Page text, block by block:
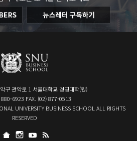
구 관악로 1 서울대학교 경영대학(원)
6923 FAX. (02) 877-0513
UNIVERSITY BUSINESS SCHOOL ALL RIGHTS
RESERVED